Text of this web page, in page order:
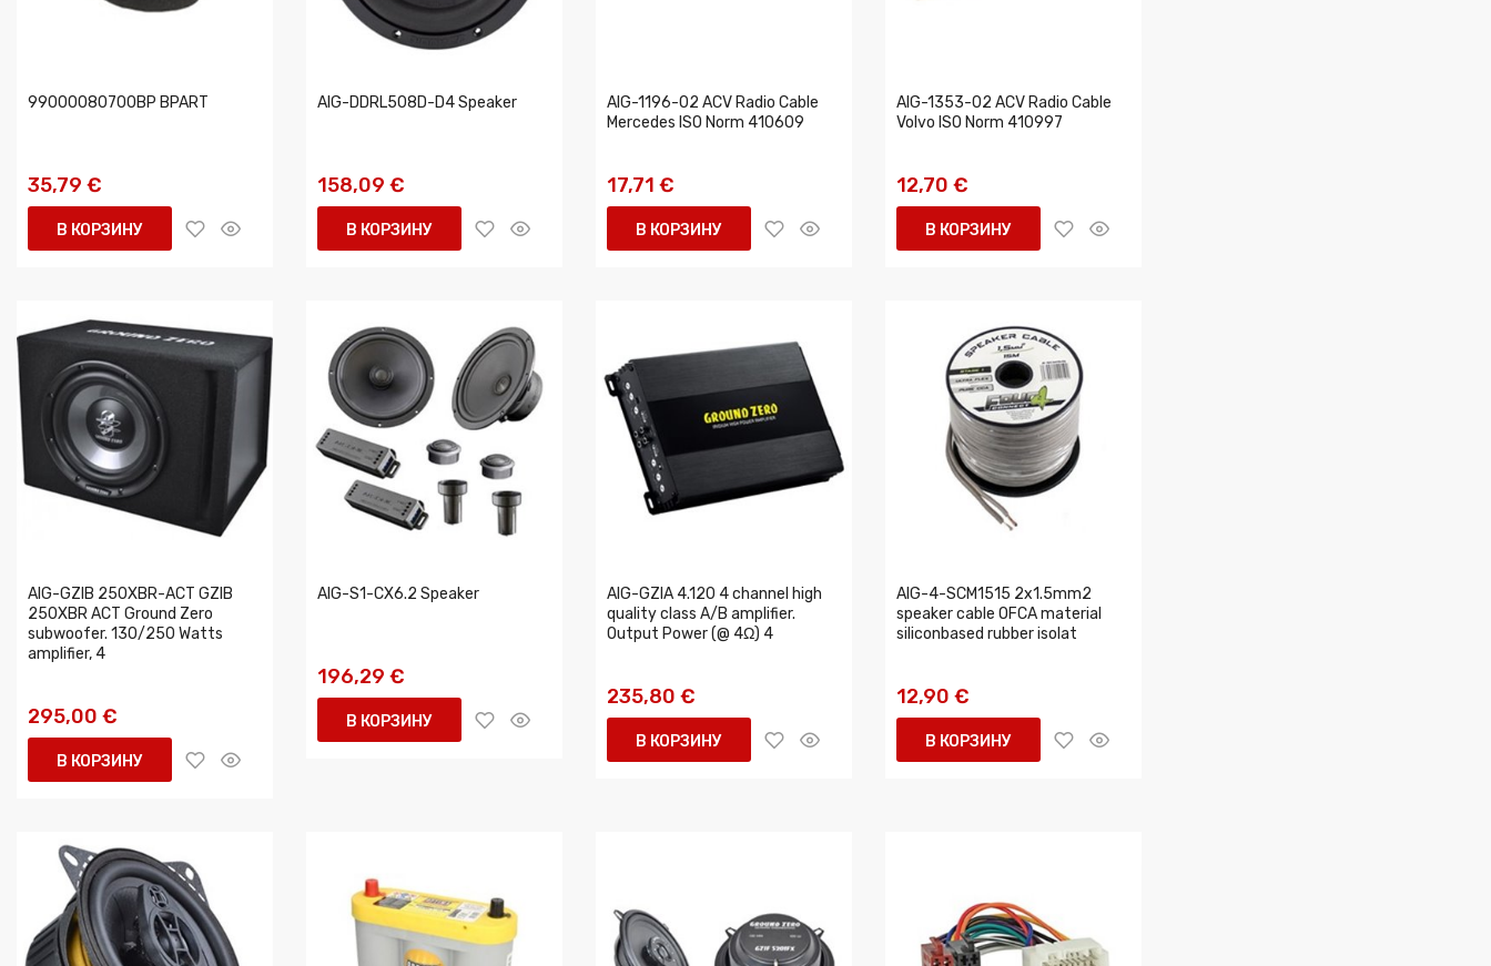
99000080700BP BPART
35,79 €
В КОРЗИНУ
AIG-DDRL508D-D4 Speaker
158,09 €
В КОРЗИНУ
AIG-1196-02 ACV Radio Cable
Mercedes ISO Norm 410609
17,71 €
В КОРЗИНУ
AIG-1353-02 ACV Radio Cable
Volvo ISO Norm 410997
12,70 €
В КОРЗИНУ
AIG-GZIB 250XBR-ACT GZIB
250XBR ACT Ground Zero
subwoofer. 130/250 Watts
amplifier, 4
295,00 €
В КОРЗИНУ
AIG-S1-CX6.2 Speaker
196,29 €
В КОРЗИНУ
AIG-GZIA 4.120 4 channel high
quality class A/B amplifier.
Output Power (@ 4Ω) 4
235,80 €
В КОРЗИНУ
AIG-4-SCM1515 2x1.5mm2
speaker cable OFCA material
siliconbased rubber isolat
12,90 €
В КОРЗИНУ